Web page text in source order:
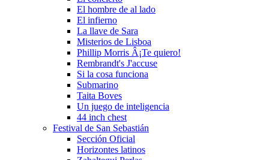
El hombre de al lado
El infierno
La llave de Sara
Misterios de Lisboa
Phillip Morris Â¡Te quiero!
Rembrandt's J'accuse
Si la cosa funciona
Submarino
Taita Boves
Un juego de inteligencia
44 inch chest
Festival de San Sebastián
Sección Oficial
Horizontes latinos